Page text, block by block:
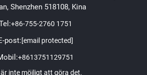
Shenzhen 518108, Kina
+86-755-2760 1751
post:[email protected]
+8613751129751
inte möjligt att göra det.